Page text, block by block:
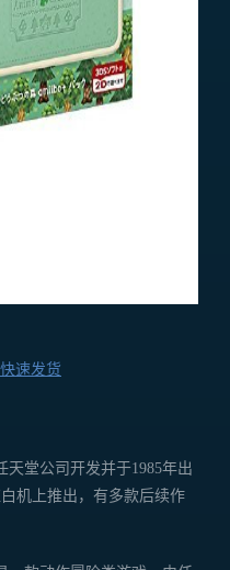
速发货
堂公司开发并于1985年出
机上推出，有多款后续作